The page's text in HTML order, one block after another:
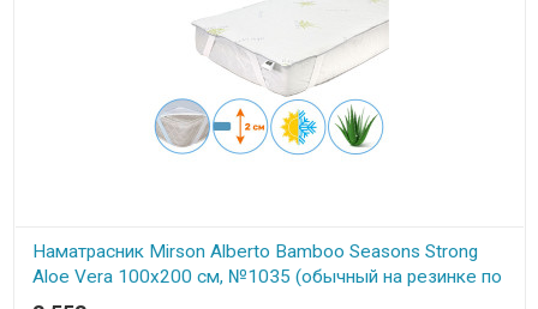
Наматрасник Mirson Alberto Bamboo Seasons Strong
Aloe Vera 100x200 см, №1035 (обычный на резинке по
углам)